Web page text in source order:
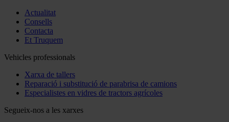
Actualitat
Consells
Contacta
Et Truquem
Vehicles professionals
Xarxa de tallers
Reparació i substitució de parabrisa de camions
Especialistes en vidres de tractors agrícoles
Segueix-nos a les xarxes